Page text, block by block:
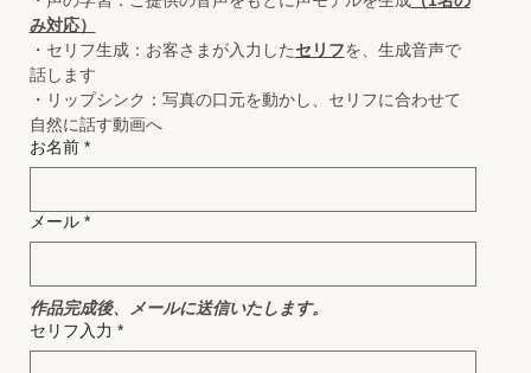
み対応）
・セリフ生成：お客さまが入力したセリフを、生成音声で
話します
・リップシンク：写真の口元を動かし、セリフに合わせて
自然に話す動画へ
お名前 *
メール *
作品完成後、メールに送信いたします。
セリフ入力 *